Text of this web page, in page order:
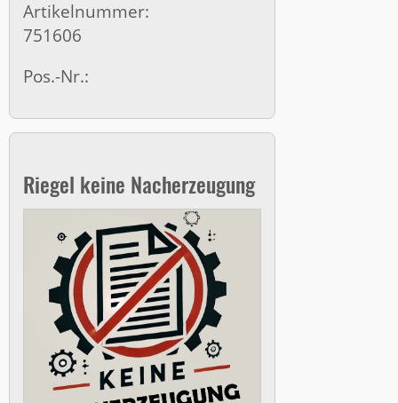
Artikelnummer:
751606
Pos.-Nr.:
Riegel keine Nacherzeugung